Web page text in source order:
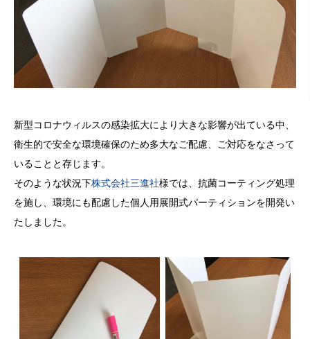
新型コロナウィルスの感染拡大により大きな影響が出ている中、
衛生的で安全な環境確保のため多大なご配慮、ご対応をなさって
いることと存じます。
そのような状況下株式会社三進社様では、抗菌コーティング処理
を施し、環境にも配慮した個人用展開式パーティションを開発い
たしました。